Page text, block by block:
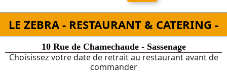
LE ZEBRA - RESTAURANT & CATERING -
10 Rue de Chamechaude - Sassenage
Choisissez votre date de retrait au restaurant avant de
commander